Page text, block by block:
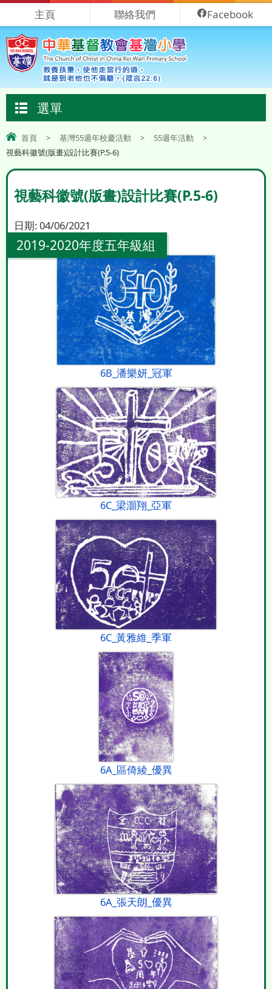
主頁 聯絡我們 Facebook
選單
首頁 > 基灣55週年校慶活動 > 55週年活動
>
視藝科徽號(版畫)設計比賽(P.5-6)
視藝科徽號(版畫)設計比賽(P.5-6)
日期:04/06/2021
2019-2020年度五年級組
6B_潘樂妍_冠軍
6C_梁灝翔_亞軍
6C_黃雅維_季軍
6A_區倚綾_優異
6A_張天朗_優異